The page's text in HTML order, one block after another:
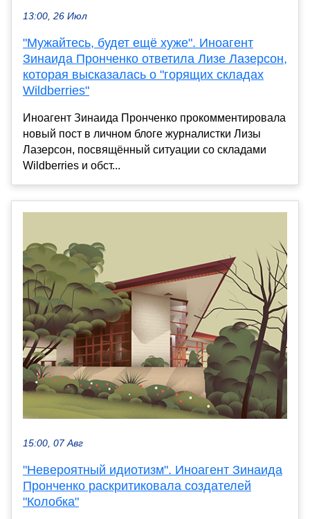
13:00, 26 Июл
"Мужайтесь, будет ещё хуже". Иноагент
Зинаида Пронченко ответила Лизе Лазерсон,
которая высказалась о "горящих складах
Wildberries"
Иноагент Зинаида Пронченко прокомментировала
новый пост в личном блоге журналистки Лизы
Лазерсон, посвящённый ситуации со складами
Wildberries и обст...
15:00, 07 Авг
"Невероятный идиотизм". Иноагент Зинаида
Пронченко раскритиковала создателей
"Колобка"